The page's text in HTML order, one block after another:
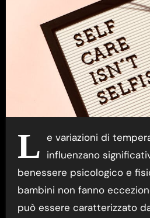
L e variazioni di
influenzano
benessere psicologico e
bambini non fanno
può essere caratterizzato